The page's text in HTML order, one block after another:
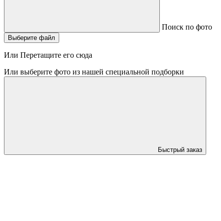
Поиск по фото
Выберите файл
Или Перетащите его сюда
Или выберите фото из нашей специальной подборки
Быстрый заказ